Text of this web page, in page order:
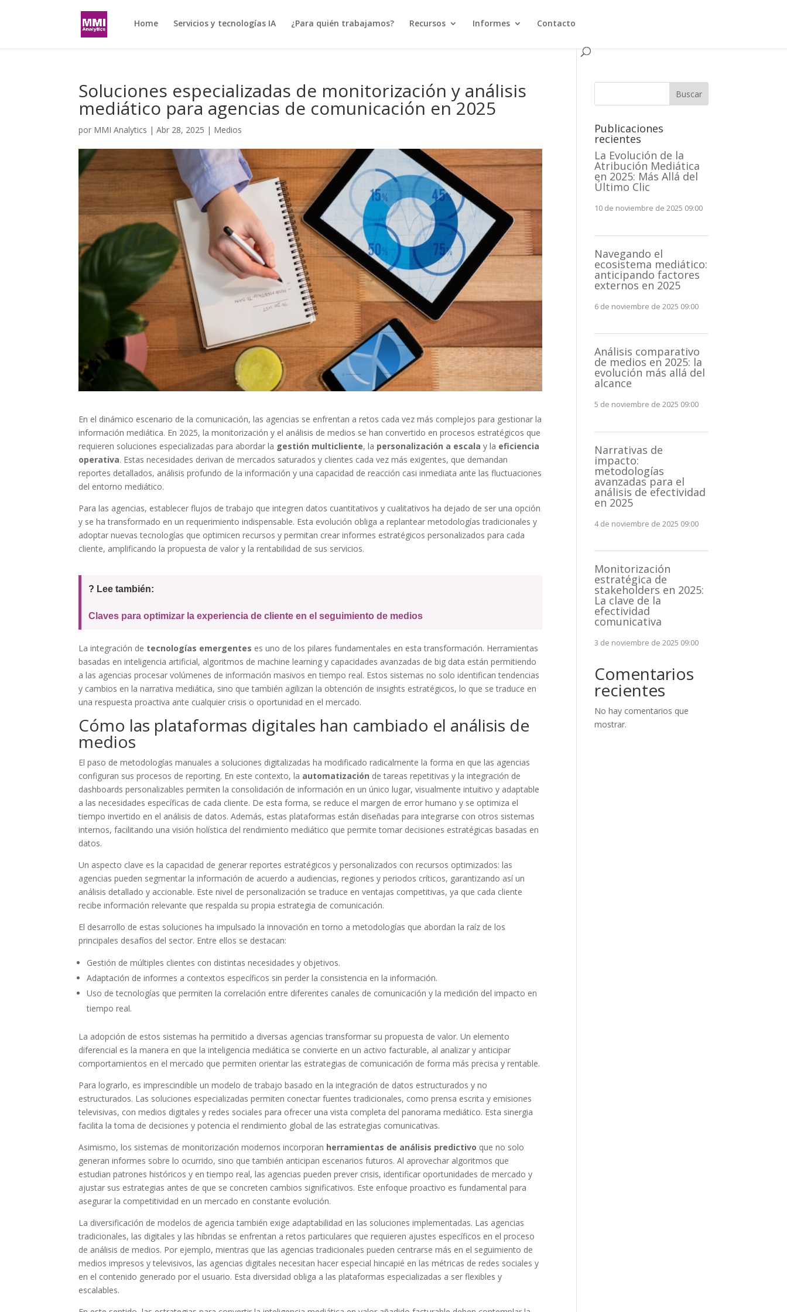
Home Servicios y tecnologías IA ¿Para quién trabajamos? Recursos Informes Contacto
Soluciones especializadas de monitorización y análisis
mediático para agencias de comunicación en 2025
por MMI Analytics |Abr 28, 2025 | Medios
En el dinámico escenario de la comunicación, las agencias se enfrentan a retos cada vez más complejos para gestionar la
información mediática. En 2025, la monitorización y el análisis de medios se han convertido en procesos estratégicos que
requieren soluciones especializadas para abordar la gestión multicliente, la personalización a escala y la eficiencia
operativa. Estas necesidades derivan de mercados saturados y clientes cada vez más exigentes, que demandan
reportes detallados, análisis profundo de la información y una capacidad de reacción casi inmediata ante las fluctuaciones
del entorno mediático.
Para las agencias, establecer flujos de trabajo que integren datos cuantitativos y cualitativos ha dejado de ser una opción
y se ha transformado en un requerimiento indispensable. Esta evolución obliga a replantear metodologías tradicionales y
adoptar nuevas tecnologías que optimicen recursos y permitan crear informes estratégicos personalizados para cada
cliente, amplificando la propuesta de valor y la rentabilidad de sus servicios.
? Lee también:
Claves para optimizar la experiencia de cliente en el seguimiento de medios
La integración de tecnologías emergentes es uno de los pilares fundamentales en esta transformación. Herramientas
basadas en inteligencia artificial, algoritmos de machine learning y capacidades avanzadas de big data están permitiendo
a las agencias procesar volúmenes de información masivos en tiempo real. Estos sistemas no solo identifican tendencias
y cambios en la narrativa mediática, sino que también agilizan la obtención de insights estratégicos, lo que se traduce en
una respuesta proactiva ante cualquier crisis o oportunidad en el mercado.
Cómo las plataformas digitales han cambiado el análisis de
medios
El paso de metodologías manuales a soluciones digitalizadas ha modificado radicalmente la forma en que las agencias
configuran sus procesos de reporting. En este contexto, la automatización de tareas repetitivas y la integración de
dashboards personalizables permiten la consolidación de información en un único lugar, visualmente intuitivo y adaptable
a las necesidades específicas de cada cliente. De esta forma, se reduce el margen de error humano y se optimiza el
tiempo invertido en el análisis de datos. Además, estas plataformas están diseñadas para integrarse con otros sistemas
internos, facilitando una visión holística del rendimiento mediático que permite tomar decisiones estratégicas basadas en
datos.
Un aspecto clave es la capacidad de generar reportes estratégicos y personalizados con recursos optimizados: las
agencias pueden segmentar la información de acuerdo a audiencias, regiones y periodos críticos, garantizando así un
análisis detallado y accionable. Este nivel de personalización se traduce en ventajas competitivas, ya que cada cliente
recibe información relevante que respalda su propia estrategia de comunicación.
El desarrollo de estas soluciones ha impulsado la innovación en torno a metodologías que abordan la raíz de los
principales desafíos del sector. Entre ellos se destacan:
Gestión de múltiples clientes con distintas necesidades y objetivos.
Adaptación de informes a contextos específicos sin perder la consistencia en la información.
Uso de tecnologías que permiten la correlación entre diferentes canales de comunicación y la medición del impacto en
tiempo real.
La adopción de estos sistemas ha permitido a diversas agencias transformar su propuesta de valor. Un elemento
diferencial es la manera en que la inteligencia mediática se convierte en un activo facturable, al analizar y anticipar
comportamientos en el mercado que permiten orientar las estrategias de comunicación de forma más precisa y rentable.
Para lograrlo, es imprescindible un modelo de trabajo basado en la integración de datos estructurados y no
estructurados. Las soluciones especializadas permiten conectar fuentes tradicionales, como prensa escrita y emisiones
televisivas, con medios digitales y redes sociales para ofrecer una vista completa del panorama mediático. Esta sinergia
facilita la toma de decisiones y potencia el rendimiento global de las estrategias comunicativas.
Asimismo, los sistemas de monitorización modernos incorporan herramientas de análisis predictivo que no solo
generan informes sobre lo ocurrido, sino que también anticipan escenarios futuros. Al aprovechar algoritmos que
estudian patrones históricos y en tiempo real, las agencias pueden prever crisis, identificar oportunidades de mercado y
ajustar sus estrategias antes de que se concreten cambios significativos. Este enfoque proactivo es fundamental para
asegurar la competitividad en un mercado en constante evolución.
La diversificación de modelos de agencia también exige adaptabilidad en las soluciones implementadas. Las agencias
tradicionales, las digitales y las híbridas se enfrentan a retos particulares que requieren ajustes específicos en el proceso
de análisis de medios. Por ejemplo, mientras que las agencias tradicionales pueden centrarse más en el seguimiento de
medios impresos y televisivos, las agencias digitales necesitan hacer especial hincapié en las métricas de redes sociales y
en el contenido generado por el usuario. Esta diversidad obliga a las plataformas especializadas a ser flexibles y
escalables.
Buscar
Publicaciones
recientes
La Evolución de la
Atribución Mediática
en 2025: Más Allá del
Último Clic
10 de noviembre de 2025 09:00
Navegando el
ecosistema mediático:
anticipando factores
externos en 2025
6 de noviembre de 2025 09:00
Análisis comparativo
de medios en 2025: la
evolución más allá del
alcance
5 de noviembre de 2025 09:00
Narrativas de
impacto:
metodologías
avanzadas para el
análisis de efectividad
en 2025
4 de noviembre de 2025 09:00
Monitorización
estratégica de
stakeholders en 2025:
La clave de la
efectividad
comunicativa
3 de noviembre de 2025 09:00
Comentarios
recientes
No hay comentarios que
mostrar.